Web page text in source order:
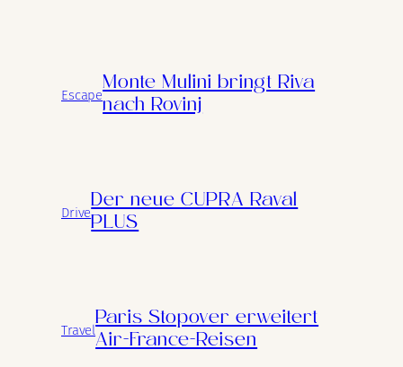
Escape
Monte Mulini bringt Riva
nach Rovinj
Drive
Der neue CUPRA Raval
PLUS
Travel
Paris Stopover erweitert
Air-France-Reisen